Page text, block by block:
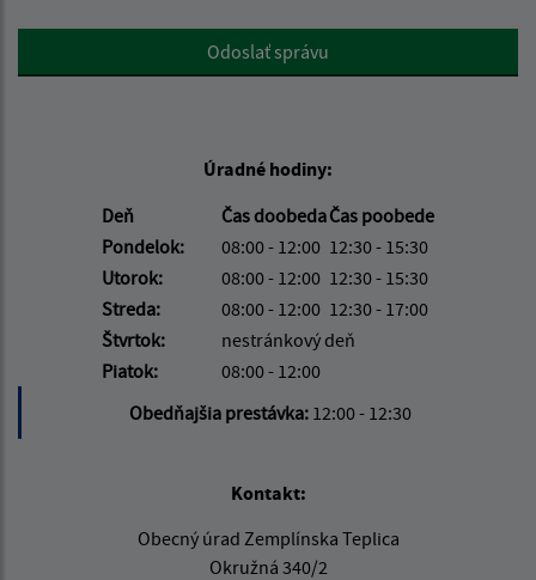
Google reCaptcha ResponseOdoslať správu
Úradné hodiny:
Deň
Čas doobedaČas poobede
Pondelok:
08:00 - 12:00 12:30 - 15:30
Utorok:
08:00 - 12:00 12:30 - 15:30
Streda:
08:00 - 12:00 12:30 - 17:00
Štvrtok:
nestránkový deň
Piatok:
08:00 - 12:00
Obedňajšia prestávka: 12:00 - 12:30
Kontakt:
Obecný úrad Zemplínska Teplica
Okružná 340/2